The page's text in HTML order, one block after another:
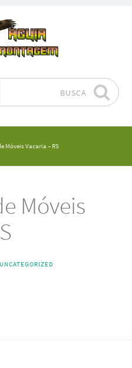
BUSCA
Móveis Vacaria – RS
Móveis
UNCATEGORIZED